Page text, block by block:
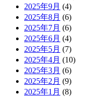
2025年9月 (4)
2025年8月 (6)
2025年7月 (6)
2025年6月 (4)
2025年5月 (7)
2025年4月 (10)
2025年3月 (6)
2025年2月 (9)
2025年1月 (8)